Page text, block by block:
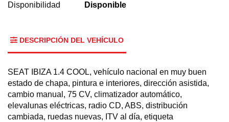
Disponibilidad Disponible
DESCRIPCIÓN DEL VEHÍCULO
SEAT IBIZA 1.4 COOL, vehículo nacional en muy buen
estado de chapa, pintura e interiores, dirección asistida,
cambio manual, 75 CV, climatizador automático,
elevalunas eléctricas, radio CD, ABS, distribución
cambiada, ruedas nuevas, ITV al día, etiqueta